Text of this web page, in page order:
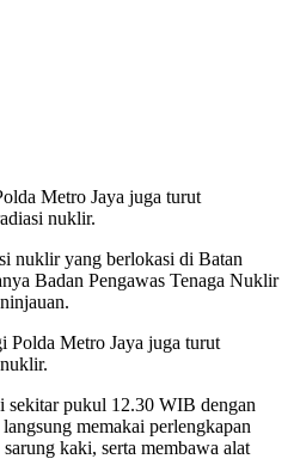
Metro Jaya juga turut
nuklir.
nuklir yang berlokasi di Batan
Badan Pengawas Tenaga Nuklir
Metro Jaya juga turut
sekitar pukul 12.30 WIB dengan
memakai perlengkapan
kaki, serta membawa alat